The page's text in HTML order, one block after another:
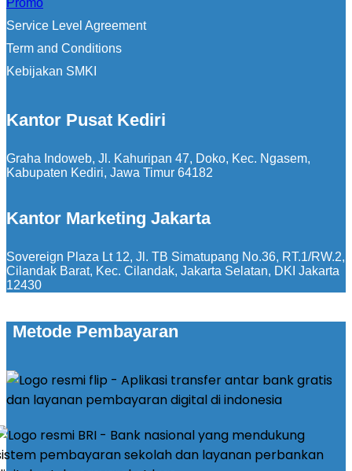
Promo
Service Level Agreement
Term and Conditions
Kebijakan SMKI
Kantor Pusat Kediri
Graha Indoweb, Jl. Kahuripan 47, Doko, Kec. Ngasem,
Kabupaten Kediri, Jawa Timur 64182
Kantor Marketing Jakarta
Sovereign Plaza Lt 12, Jl. TB Simatupang No.36, RT.1/RW.2,
Cilandak Barat, Kec. Cilandak, Jakarta Selatan, DKI Jakarta
12430
Metode Pembayaran